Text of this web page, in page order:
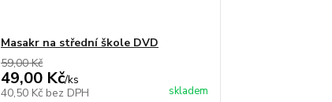
Masakr na střední škole DVD
59,00 Kč
49,00 Kč/ks
40,50 Kč bez DPH skladem